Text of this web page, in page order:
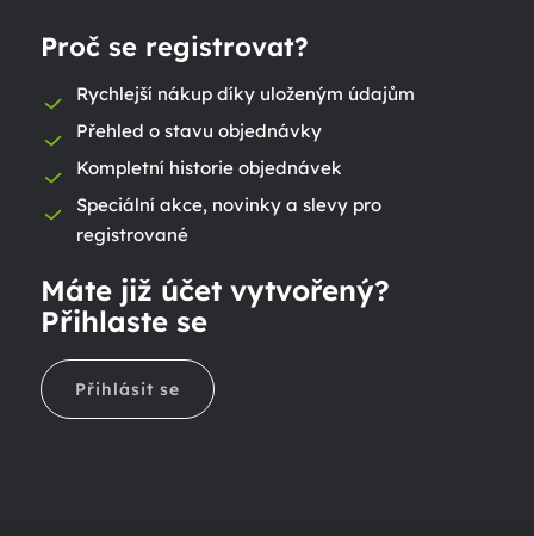
Proč se registrovat?
Rychlejší nákup díky uloženým údajům
Přehled o stavu objednávky
Kompletní historie objednávek
Speciální akce, novinky a slevy pro
registrované
Máte již účet vytvořený?
Přihlaste se
Přihlásit se